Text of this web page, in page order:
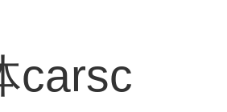
carsc